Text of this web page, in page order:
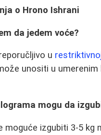
o Hrono Ishrani
da jedem voće?
u
unositi u umerenim
mogu da
moguće izgubiti 3-5 kg